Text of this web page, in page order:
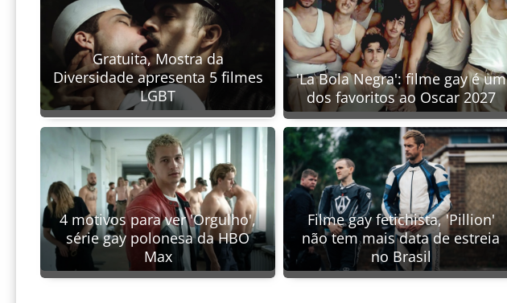
Gratuita, Mostra da
Diversidade apresenta 5 filmes
LGBT
'La Bola Negra': filme gay é um
dos favoritos ao Oscar 2027
4 motivos para ver 'Orgulho',
série gay polonesa da HBO
Max
Filme gay fetichista, 'Pillion'
não tem mais data de estreia
no Brasil